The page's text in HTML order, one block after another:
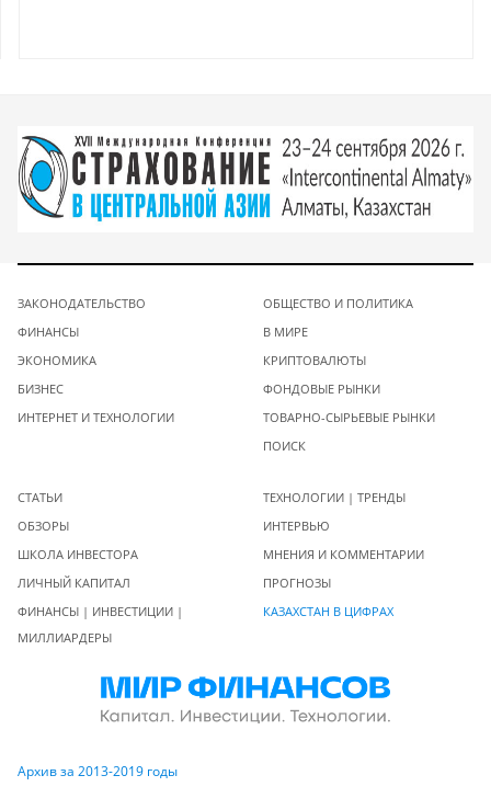
ЗАКОНОДАТЕЛЬСТВО
ФИНАНСЫ
ЭКОНОМИКА
БИЗНЕС
ИНТЕРНЕТ И ТЕХНОЛОГИИ
ОБЩЕСТВО И ПОЛИТИКА
В МИРЕ
КРИПТОВАЛЮТЫ
ФОНДОВЫЕ РЫНКИ
ТОВАРНО-СЫРЬЕВЫЕ РЫНКИ
ПОИСК
СТАТЬИ
ОБЗОРЫ
ШКОЛА ИНВЕСТОРА
ЛИЧНЫЙ КАПИТАЛ
ФИНАНСЫ | ИНВЕСТИЦИИ |
МИЛЛИАРДЕРЫ
ТЕХНОЛОГИИ | ТРЕНДЫ
ИНТЕРВЬЮ
МНЕНИЯ И КОММЕНТАРИИ
ПРОГНОЗЫ
КАЗАХСТАН В ЦИФРАХ
Архив за 2013-2019 годы